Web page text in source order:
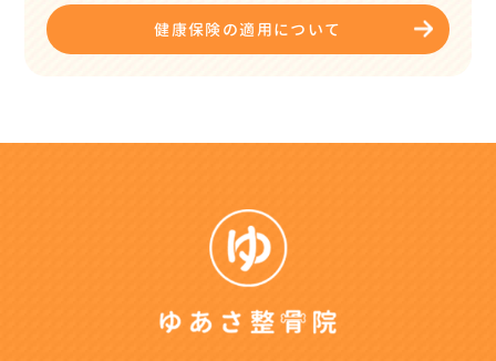
健康保険の適用について